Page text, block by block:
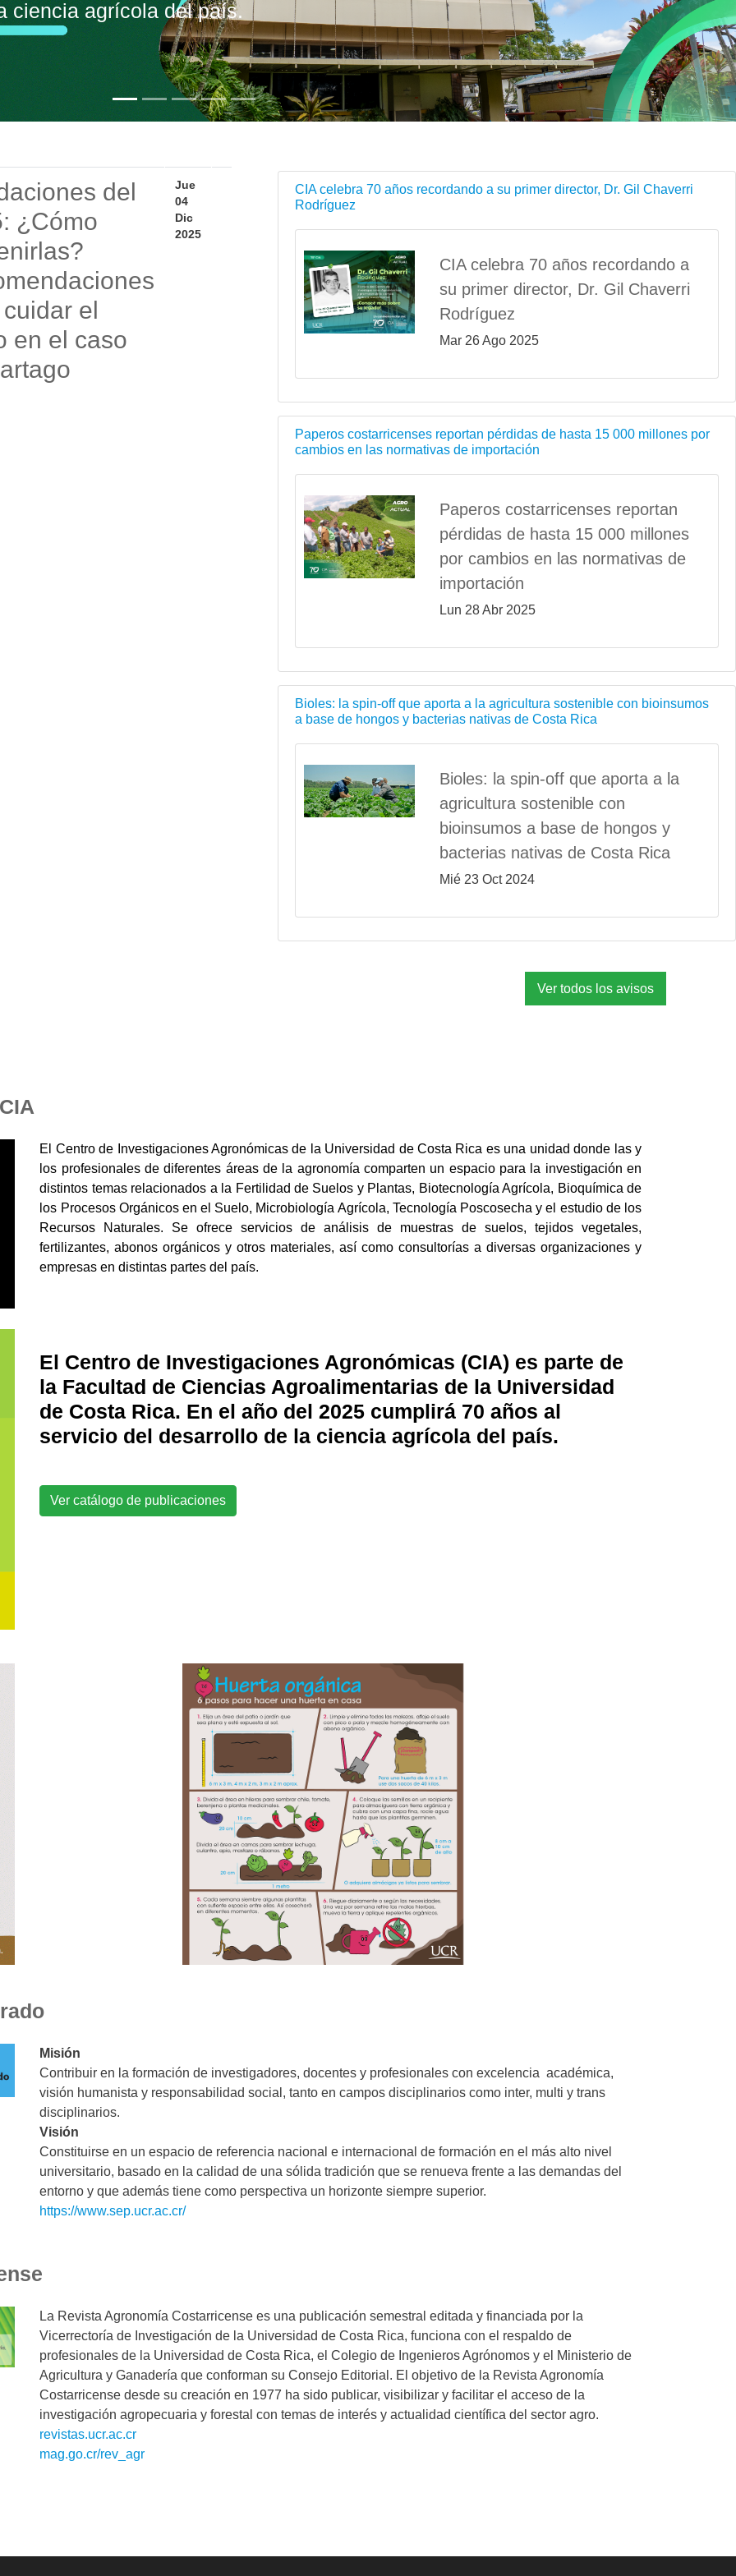
del
¿Cómo
el
en el caso
Jue
04
Dic
2025
CIA celebra 70 años recordando a su primer director, Dr. Gil Chaverri
Rodríguez
CIA celebra 70 años recordando a
su primer director, Dr. Gil Chaverri
Rodríguez
Mar 26 Ago 2025
Paperos costarricenses reportan pérdidas de hasta 15 000 millones por
cambios en las normativas de importación
Paperos costarricenses reportan
pérdidas de hasta 15 000 millones
por cambios en las normativas de
importación
Lun 28 Abr 2025
Bioles: la spin-off que aporta a la agricultura sostenible con bioinsumos
a base de hongos y bacterias nativas de Costa Rica
Bioles: la spin-off que aporta a la
agricultura sostenible con
bioinsumos a base de hongos y
bacterias nativas de Costa Rica
Mié 23 Oct 2024
Ver todos los avisos
El Centro de Investigaciones Agronómicas de la Universidad de Costa Rica es una unidad donde las y
los profesionales de diferentes áreas de la agronomía comparten un espacio para la investigación en
distintos temas relacionados a la Fertilidad de Suelos y Plantas, Biotecnología Agrícola, Bioquímica de
los Procesos Orgánicos en el Suelo, Microbiología Agrícola, Tecnología Poscosecha y el estudio de los
Recursos Naturales. Se ofrece servicios de análisis de muestras de suelos, tejidos vegetales,
fertilizantes, abonos orgánicos y otros materiales, así como consultorías a diversas organizaciones y
empresas en distintas partes del país.
El Centro de Investigaciones Agronómicas (CIA) es parte de
la Facultad de Ciencias Agroalimentarias de la Universidad
de Costa Rica. En el año del 2025 cumplirá 70 años al
servicio del desarrollo de la ciencia agrícola del país.
Ver catálogo de publicaciones
Misión
Contribuir en la formación de investigadores, docentes y profesionales con excelencia académica,
visión humanista y responsabilidad social, tanto en campos disciplinarios como inter, multi y trans
disciplinarios.
Visión
Constituirse en un espacio de referencia nacional e internacional de formación en el más alto nivel
universitario, basado en la calidad de una sólida tradición que se renueva frente a las demandas del
entorno y que además tiene como perspectiva un horizonte siempre superior.
https://www.sep.ucr.ac.cr/
La Revista Agronomía Costarricense es una publicación semestral editada y financiada por la
Vicerrectoría de Investigación de la Universidad de Costa Rica, funciona con el respaldo de
profesionales de la Universidad de Costa Rica, el Colegio de Ingenieros Agrónomos y el Ministerio de
Agricultura y Ganadería que conforman su Consejo Editorial. El objetivo de la Revista Agronomía
Costarricense desde su creación en 1977 ha sido publicar, visibilizar y facilitar el acceso de la
investigación agropecuaria y forestal con temas de interés y actualidad científica del sector agro.
revistas.ucr.ac.cr
mag.go.cr/rev_agr